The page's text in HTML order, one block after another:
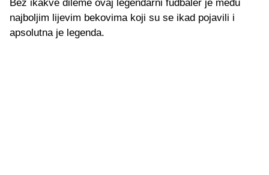
Bez ikakve dileme ovaj legendarni fudbaler je među
najboljim lijevim bekovima koji su se ikad pojavili i
apsolutna je legenda.